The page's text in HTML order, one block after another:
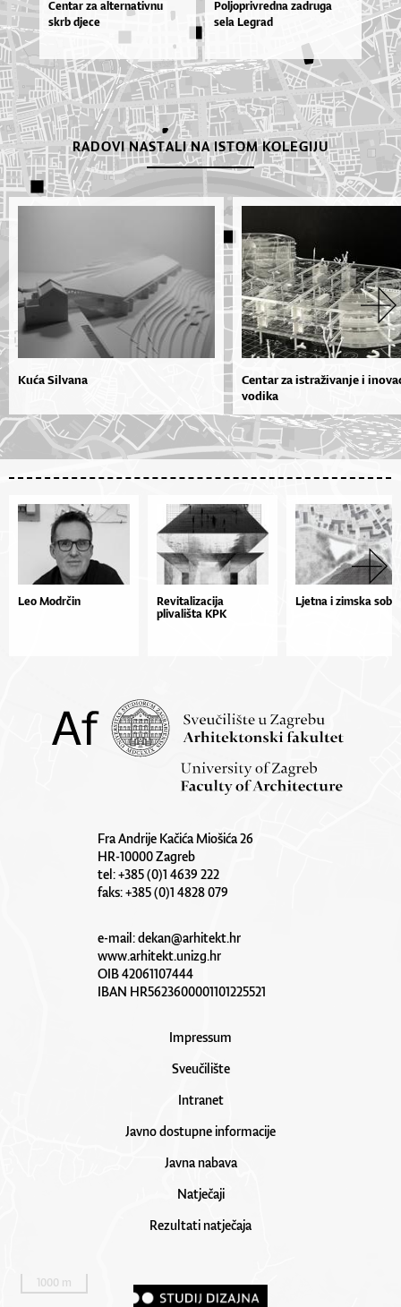
Centar za alternativnu
skrb djece
Poljoprivredna zadruga
sela Legrad
RADOVI NASTALI NA ISTOM KOLEGIJU
Kuća Silvana
Centar za istraživanje i
vodika
Leo Modrčin
Revitalizacija
plivališta KPK
Ljetna i zimska soba
Fra Andrije Kačića Miošića 26
HR-10000 Zagreb
tel: +385 (0)1 4639 222
faks: +385 (0)1 4828 079
e-mail:dekan@arhitekt.hr
www.arhitekt.unizg.hr
OIB 42061107444
IBAN HR5623600001101225521
Impressum
Sveučilište
Intranet
Javno dostupne informacije
Javna nabava
Natječaji
Rezultati natječaja
1000 m